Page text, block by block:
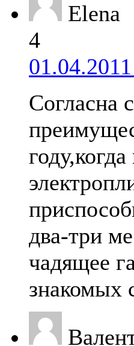
Elena
4
Согласна
два-три
чадящее
знакомых